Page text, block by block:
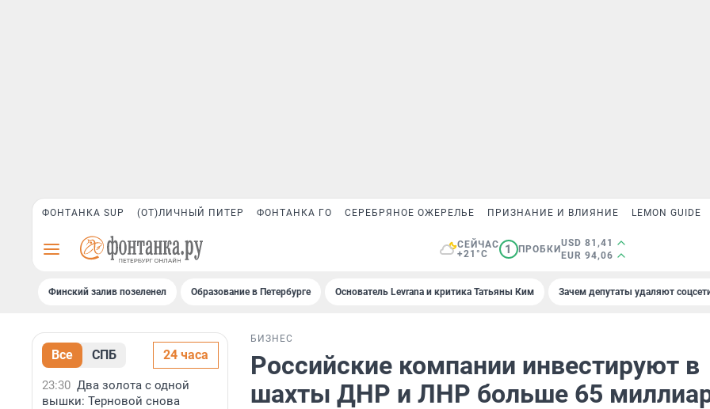
ФОНТАНКА SUP (ОТ)ЛИЧНЫЙ ПИТЕР ФОНТАНКА ГО СЕРЕБРЯНОЕ ОЖЕРЕЛЬЕ ПРИЗНАНИЕ И ВЛИЯНИЕ LEMON GUIDE
СЕЙЧАС
+21°C
1 ПРОБКИ
USD 81,41
EUR 94,06
Финский залив позеленел Образование в Петербурге Основатель Levrana и критика Татьяны Ким Зачем депутаты удаляют
Все СПБ 24 часа
23:30 Два золота с одной
вышки: Терновой снова
БИЗНЕС
Российские компании инвестируют в
шахты ДНР и ЛНР больше 65